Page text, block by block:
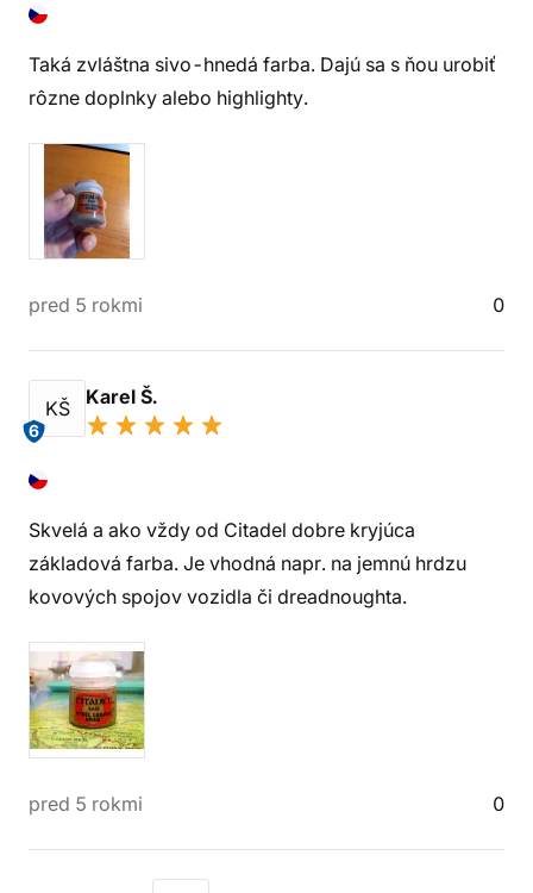
Taká zvláštna sivo-hnedá farba. Dajú sa s ňou urobiť
rôzne doplnky alebo highlighty.
pred 5 rokmi 0
KŠ
6
Karel Š.
Skvelá a ako vždy od Citadel dobre kryjúca
základová farba. Je vhodná napr. na jemnú hrdzu
kovových spojov vozidla či dreadnoughta.
pred 5 rokmi 0